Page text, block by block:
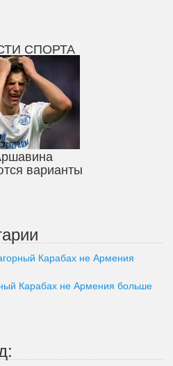
СПОРТА
варианты
Карабах не Армения
Карабах не Армения больше